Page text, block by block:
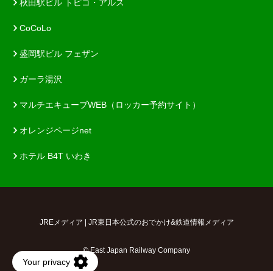
秋田駅ビル トピコ・アルス
CoCoLo
盛岡駅ビル フェザン
ガーラ湯沢
マルチエキューブWEB（ロッカー予約サイト）
オレンジページnet
ホテル B4T いわき
JREメディア | JR東日本公式のおでかけ&鉄道情報メディア
© East Japan Railway Company